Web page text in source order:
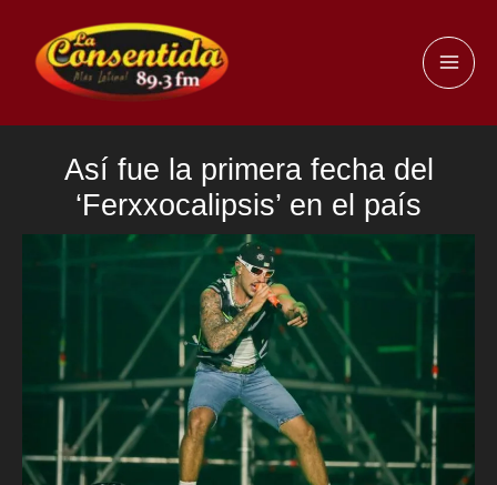
contenido
Así fue la primera fecha del
‘Ferxxocalipsis’ en el país